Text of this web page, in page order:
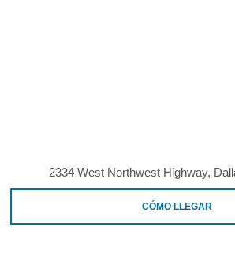
2334 West Northwest Highway,
CÓMO LLEGAR